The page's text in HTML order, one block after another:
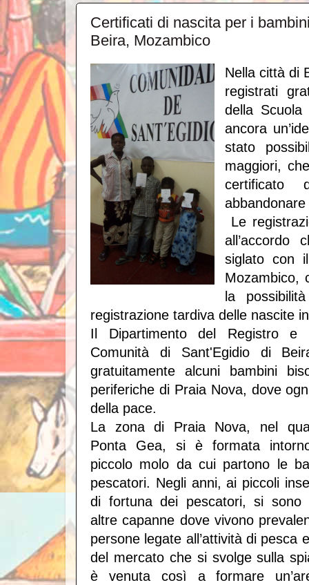
Certificati di nascita per i
Beira, Mozambico
Nella città di
registrati
della
ancora
stato
maggiori,
certificato
Le
all’accordo
siglato con
Mozambico,
la
registrazione tardiva delle nascite
Il Dipartimento del Registro e
Comunità di Sant'Egidio di
gratuitamente alcuni bambini
periferiche di Praia Nova, dove
della pace.
La zona di Praia Nova, nel
Ponta Gea, si è formata
piccolo molo da cui partono le
pescatori. Negli anni, ai piccoli
di fortuna dei pescatori, si sono
altre capanne dove vivono
persone legate all’attività di pesca
del mercato che si svolge sulla
è venuta così a formare